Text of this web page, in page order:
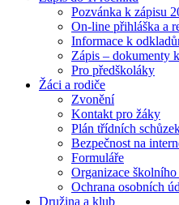
Pozvánka k zápisu
On-line přihláška a
Informace k
Zápis – dokumenty
Pro předškoláky
Žáci a rodiče
Zvonění
Kontakt pro žáky
Plán třídních
Bezpečnost na
Formuláře
Organizace
Ochrana osobních
Družina a klub